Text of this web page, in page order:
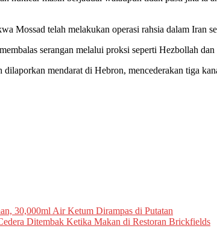
Mossad telah melakukan operasi rahsia dalam Iran
serangan melalui proksi seperti Hezbollah
dilaporkan mendarat di Hebron, mencederakan tiga
30,000ml Air Ketum Dirampas di Putatan
Ditembak Ketika Makan di Restoran Brickfields